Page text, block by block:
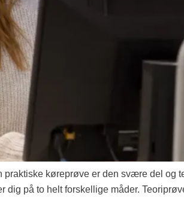
praktiske køreprøve er den svære del
dig på to helt forskellige måder.